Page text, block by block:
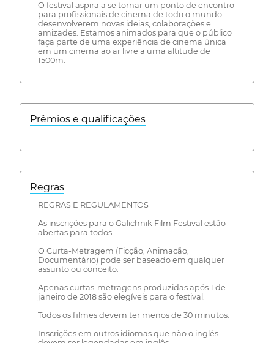
O festival aspira a se tornar um ponto de encontro
para profissionais de cinema de todo o mundo
desenvolverem novas ideias, colaborações e
amizades. Estamos animados para que o público
faça parte de uma experiência de cinema única
em um cinema ao ar livre a uma altitude de
1500m.
Prêmios e qualificações
Regras
REGRAS E REGULAMENTOS
As inscrições para o Galichnik Film Festival estão
abertas para todos.
O Curta-Metragem (Ficção, Animação,
Documentário) pode ser baseado em qualquer
assunto ou conceito.
Apenas curtas-metragens produzidas após 1 de
janeiro de 2018 são elegíveis para o festival.
Todos os filmes devem ter menos de 30 minutos.
Inscrições em outros idiomas que não o inglês